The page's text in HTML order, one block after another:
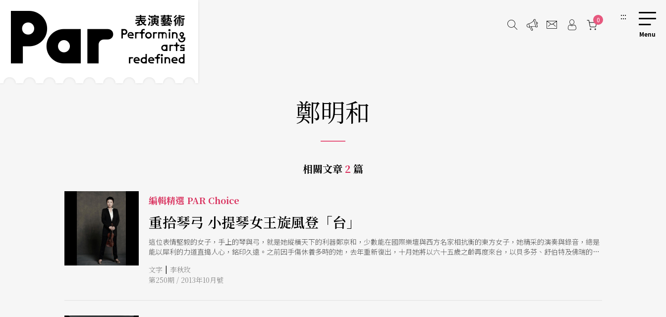
跳到主要內容區塊
網站導覽
0 :::
鄭明和
相關文章 2 篇
編輯精選 PAR Choice
重拾琴弓 小提琴女王旋風登「台」
這位表情堅毅的女子，手上的琴與弓，就是她縱橫天下的利器鄭京和，少數能在國際樂壇與西方名家相抗衡的東方女子，她精采的演奏與錄音，總是
能以犀利的力道直搗人心，銘印久遠。之前因手傷休養多時的她，去年重新復出，十月她將以六十五歲之齡再度來台，以貝多芬、舒伯特及佛瑞的曲
文字 | 李秋玫
第250期 / 2013年10月號